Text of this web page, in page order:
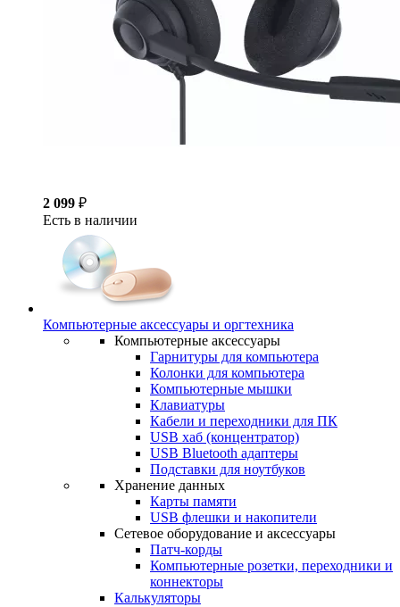
2 099 ₽
Есть в наличии
Компьютерные аксессуары и оргтехника
Компьютерные аксессуары
Гарнитуры для компьютера
Колонки для компьютера
Компьютерные мышки
Клавиатуры
Кабели и переходники для ПК
USB хаб (концентратор)
USB Bluetooth адаптеры
Подставки для ноутбуков
Хранение данных
Карты памяти
USB флешки и накопители
Сетевое оборудование и аксессуары
Патч-корды
Компьютерные розетки, переходники и
коннекторы
Калькуляторы